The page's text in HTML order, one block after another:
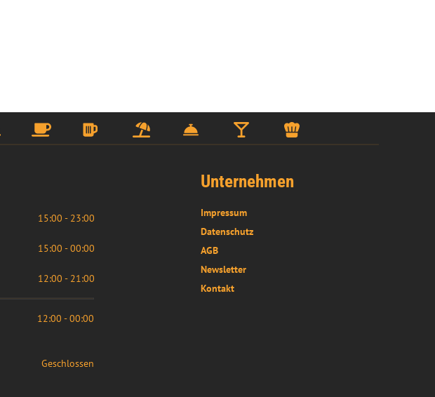
15:00 - 23:00
15:00 - 00:00
12:00 - 21:00
12:00 - 00:00
Geschlossen
Unternehmen
Impressum
Datenschutz
AGB
Newsletter
Kontakt